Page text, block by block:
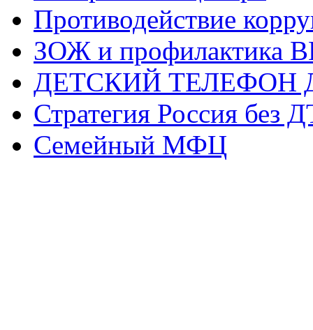
Противодействие
ЗОЖ и профилактика
ДЕТСКИЙ ТЕЛЕФОН
Стратегия Россия без
Семейный МФЦ